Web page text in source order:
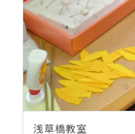
浅草橋教室